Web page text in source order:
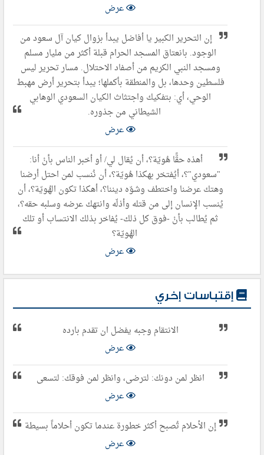
عرض
إن التحریر الكبیر یا أفاضل یبدأ بزوال كیان آل سعود من
الوجود. بانعتاق المسجد الحرام قبلة أكثر من ملیار مسلم
ومسجد النبي الكریم من أصفاد الاحتلال. مسار تحریر لیس
فلسطین وحدھا، بل والمنطقة بأكملھا؛ یبدأ بتحریر أرض مھبط
الوحي، أي: بتفكیك واجتثاث الكیان السعودي الوھابي
الشیطاني من جذوره.
عرض
أهذه حقًّا هُويّة؟، أن يُقال لي/ أو أخبر الناس بأنْ أنا:
"سعودي"؟، أيُفتخر بهكذا هُويّة؟، أن نُنسب لمن احتل أرضنا
وهتك عرضنا واختطف وشوّه ديننا؟، أهكذا تكون الهُويّة؟، أن
يُنسب الإنسان إلى من قتله وأذلّه وانتهك عرضه وسلبه حقه؟،
ثم يُطالب بأنْ -فوق كل ذلك- يُفاخر بذلك الانتساب أو تلك
الهُويّة؟
عرض
إقتباسات إخري
الانتقام وجبه يفضل ان تقدم بارده
عرض
انظر لمن دونك: لترضى، وانظر لمن فوقك: لتسعى
عرض
إن الأحلام تُصبح أكثر خطورة عندما تكون أحلاماً بسيطة
عرض